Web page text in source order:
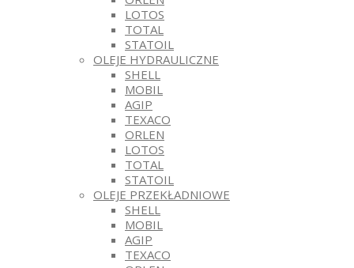
LOTOS
TOTAL
STATOIL
OLEJE HYDRAULICZNE
SHELL
MOBIL
AGIP
TEXACO
ORLEN
LOTOS
TOTAL
STATOIL
OLEJE PRZEKŁADNIOWE
SHELL
MOBIL
AGIP
TEXACO